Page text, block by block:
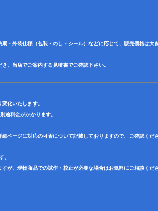
・外装仕様（包装・のし・シール）などに応じて、販売価格は大
、当店でご案内する見積書でご確認下さい。
化いたします。
途料金がかかります。
ページに対応の可否について記載しておりますので、ご確認くださ
。
が、現物商品での試作・校正が必要な場合はお気軽にご相談くださ